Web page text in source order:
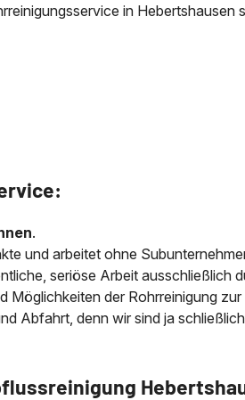
in Hebertshausen
.
und arbeitet ohne
seriöse Arbeit ausschließlich
Möglichkeiten der Rohrreinigung
Abfahrt, denn wir sind ja